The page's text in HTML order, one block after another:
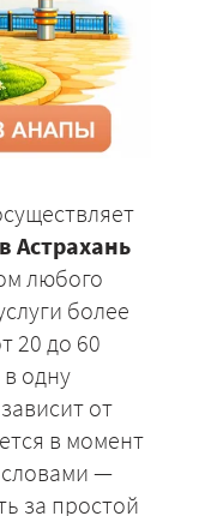
Астрахань
любого
более
20 до 60
одну
от
в момент
словами —
за простой